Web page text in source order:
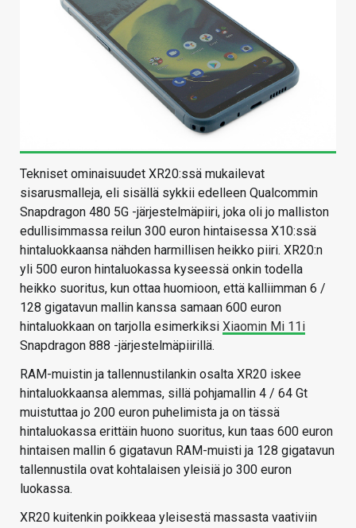
Tekniset ominaisuudet XR20:ssä mukailevat
sisarusmalleja, eli sisällä sykkii edelleen Qualcommin
Snapdragon 480 5G -järjestelmäpiiri, joka oli jo malliston
edullisimmassa reilun 300 euron hintaisessa X10:ssä
hintaluokkaansa nähden harmillisen heikko piiri. XR20:n
yli 500 euron hintaluokassa kyseessä onkin todella
heikko suoritus, kun ottaa huomioon, että kalliimman 6 /
128 gigatavun mallin kanssa samaan 600 euron
hintaluokkaan on tarjolla esimerkiksi Xiaomin Mi 11i
Snapdragon 888 -järjestelmäpiirillä.
RAM-muistin ja tallennustilankin osalta XR20 iskee
hintaluokkaansa alemmas, sillä pohjamallin 4 / 64 Gt
muistuttaa jo 200 euron puhelimista ja on tässä
hintaluokassa erittäin huono suoritus, kun taas 600 euron
hintaisen mallin 6 gigatavun RAM-muisti ja 128 gigatavun
tallennustila ovat kohtalaisen yleisiä jo 300 euron
luokassa.
XR20 kuitenkin poikkeaa yleisestä massasta vaativiin